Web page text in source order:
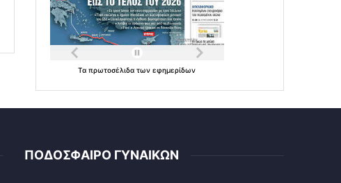
Ταπρωτοσέλιδατωνεφημερίδων
ΠΟΔΟΣΦΑΙΡΟ ΓΥΝΑΙΚΩΝ